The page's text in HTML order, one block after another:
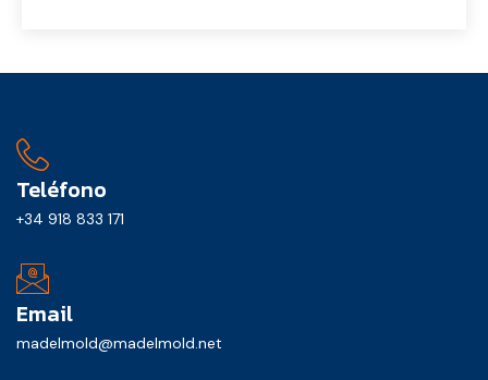
Teléfono
+34 918 833 171
Email
madelmold@madelmold.net